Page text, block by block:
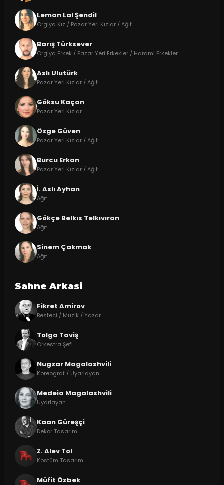
Leman Lal Şendil
Orgiya Kız / Pazar Yeri Kızlar / Ağıt
Barış Türksever
Orgiya Erkek / Pazar Yeri Erkekler / Harami Erkekler
Aslı Ulutürk
Pazar Yeri Kızlar / Ağıt
Göksu Kaçan
Pazar Yeri Kızlar
Özge Güven
Pazar Yeri Kızlar / Ağıt
Burcu Erkan
Pazar Yeri Kızlar / Ağıt
İ. Aslı Ayhan
Ağıt
Gökçe Belkıs Telkıvıran
Ağıt
Sinem Çakmak
Ağıt
Sahne Arkasi
Fikret Amirov
Besteci / Müzik / Yazar
Tolga Taviş
Orkestra Şefi
Nugzar Magalashvili
Koreograf / Uyarlayan
Medeia Magalashvili
Uyarlayan
Kaan Güreşçi
Dekor Tasarım
Z. Alev Tol
Kostüm Tasarım
Müfit Özbek